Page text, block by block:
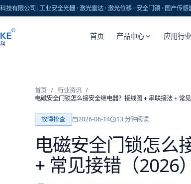
技有限公司 |工业安全光栅 · 激光雷达 · 激光位移 · 安全门锁 · 国产传
首页 产品中心 应用行业
首页 / 行业资讯 /
电磁安全门锁怎么接安全继电器？接线图 + 串联接法 + 常见
故障排查 2026-06-14 13分钟阅读
电磁安全门锁怎么
+ 常见接错（2026）